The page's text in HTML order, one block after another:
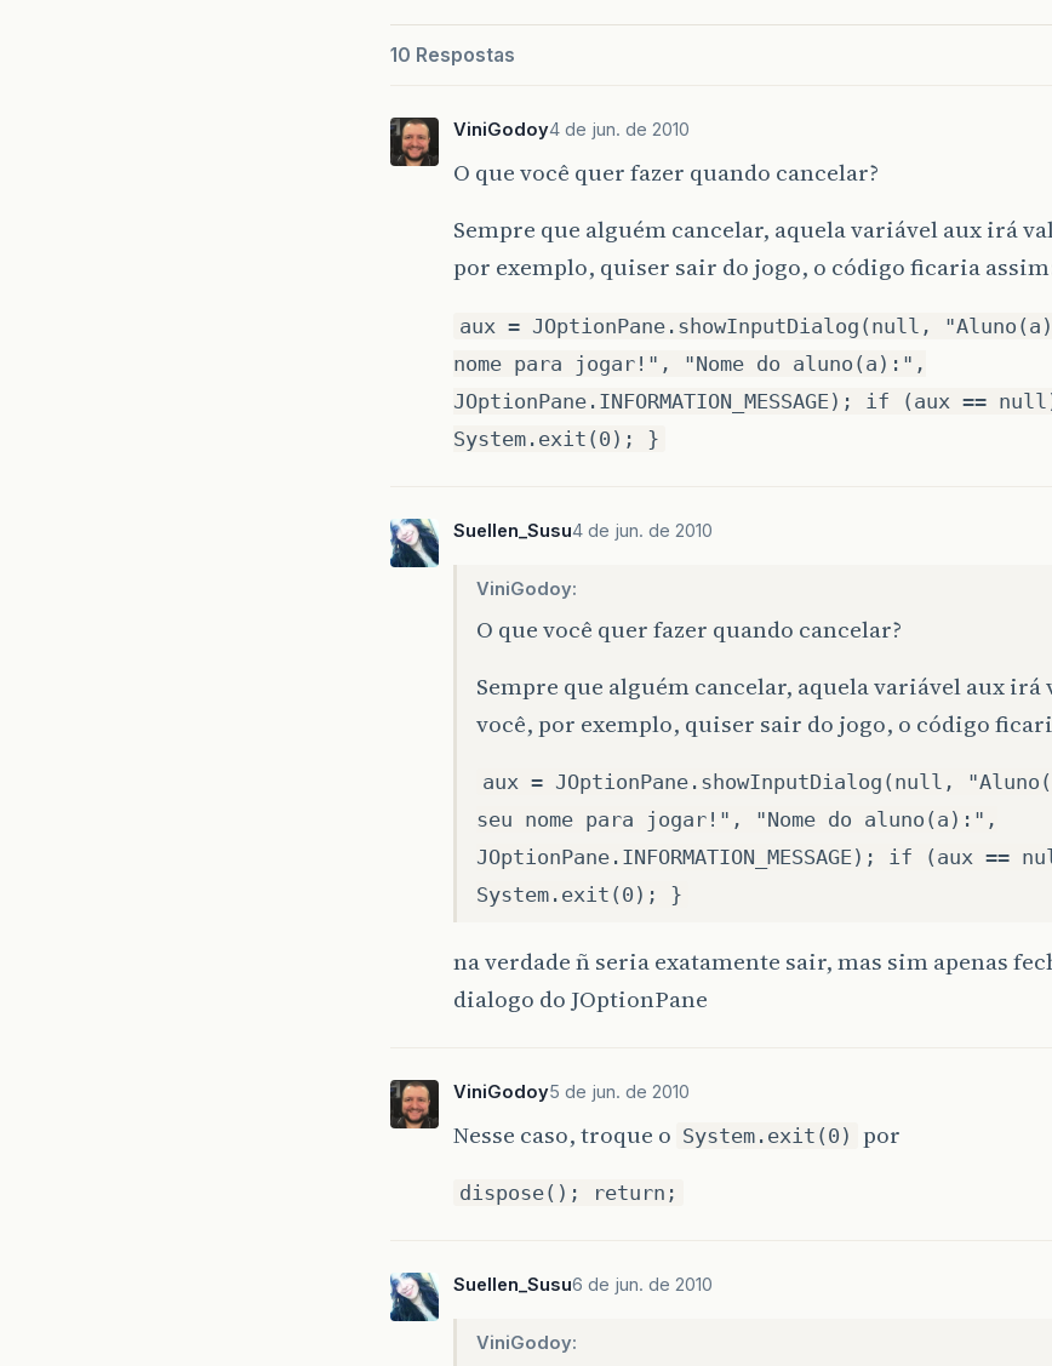
10 Respostas
ViniGodoy4 de jun. de 2010
O que você quer fazer quando cancelar?
Sempre que alguém cancelar, aquela variável aux irá
por exemplo, quiser sair do jogo, o código ficaria
aux = JOptionPane.showInputDialog(null,
nome para jogar!", "Nome do aluno(a):",
JOptionPane.INFORMATION_MESSAGE); if (aux ==
System.exit(0); }
Suellen_Susu4 de jun. de 2010
ViniGodoy:
O que você quer fazer quando cancelar?
Sempre que alguém cancelar, aquela variável aux irá
você, por exemplo, quiser sair do jogo, o código
aux = JOptionPane.showInputDialog(null,
seu nome para jogar!", "Nome do aluno(a):",
JOptionPane.INFORMATION_MESSAGE); if (aux ==
System.exit(0); }
na verdade ñ seria exatamente sair, mas sim apenas
dialogo do JOptionPane
ViniGodoy5 de jun. de 2010
Nesse caso, troque o System.exit(0) por
dispose(); return;
Suellen_Susu6 de jun. de 2010
ViniGodoy: